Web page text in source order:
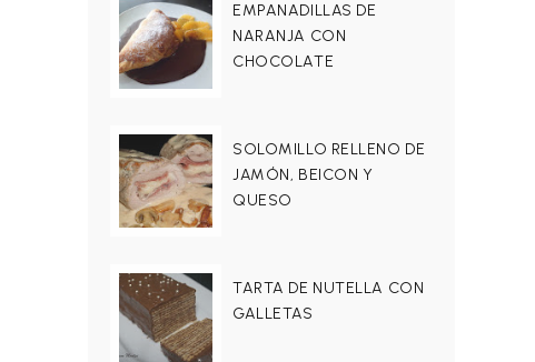
EMPANADILLAS DE
NARANJA CON
CHOCOLATE
SOLOMILLO RELLENO DE
JAMÓN, BEICON Y
QUESO
TARTA DE NUTELLA CON
GALLETAS